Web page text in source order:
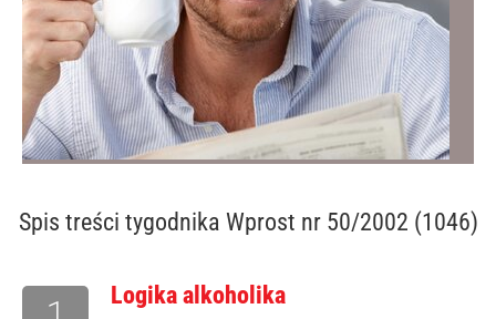
Spis treści tygodnika Wprost nr 50/2002 (1046)
Logika alkoholika